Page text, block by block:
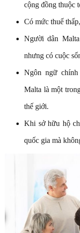
cộng đồng thuộc
Có mức thuế
Người dân
nhưng có cuộc
Ngôn ngữ
Malta là một
thế giới.
Khi sở hữu hộ
quốc gia mà